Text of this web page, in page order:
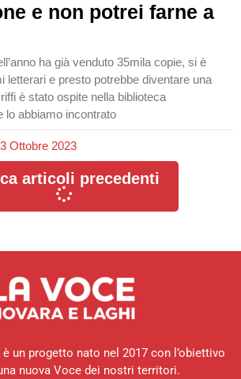
e non potrei farne a
ha già venduto 35mila copie, si è
letterari e presto potrebbe diventare una
è stato ospite nella biblioteca
lo abbiamo incontrato
Ottobre 2023
articoli precedenti
un progetto nato nel 2017 con l’obiettivo
nuova Voce dei nostri territori.